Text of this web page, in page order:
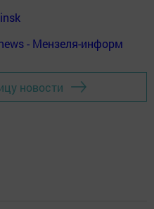
- Мензеля-информ
новости